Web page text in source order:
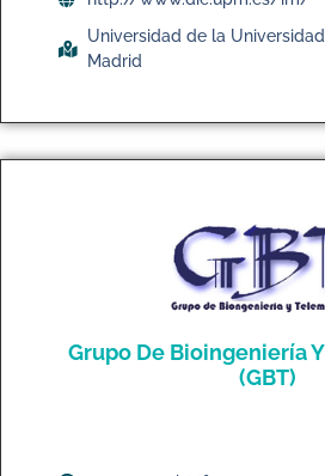
Universidad de la
Madrid
Grupo De Bioingeniería
(GBT)